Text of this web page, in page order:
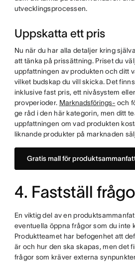
utvecklingsprocessen.
Uppskatta ett pris
Nu när du har alla detaljer kring
att tänka på prissättning. Priset du
uppfattningen av produkten och ditt
vilket budskap du vill skicka. Det
inklusive fast pris, ett nivåsystem
provperioder. Marknadsförings- och
ge råd i den här kategorin, men ditt
uppfattningen om vad produkten
liknande produkter på marknaden
Gratis mall för
4. Fastställ
En viktig del av en
eventuella öppna frågor som du inte
Produktteamet har befogenhet att
är och hur den ska skapas, men det
frågor som kräver externa